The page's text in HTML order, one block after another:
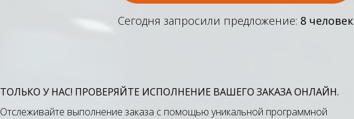
Сегодня запросили предложение: 8 человек
ТОЛЬКО У НАС! ПРОВЕРЯЙТЕ ИСПОЛНЕНИЕ ВАШЕГО ЗАКАЗА ОНЛАЙН.
Отслеживайте выполнение заказа с помощью уникальной программной